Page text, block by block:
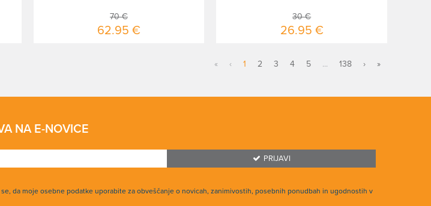
70 €
62.95 €
30 €
26.95 €
« ‹ 1 2 3 4 5 ... 138 › »
NA E-NOVICE
PRIJAVI
da moje osebne podatke uporabite za obveščanje o novicah, zanimivostih, posebnih ponudbah in ugodnostih v